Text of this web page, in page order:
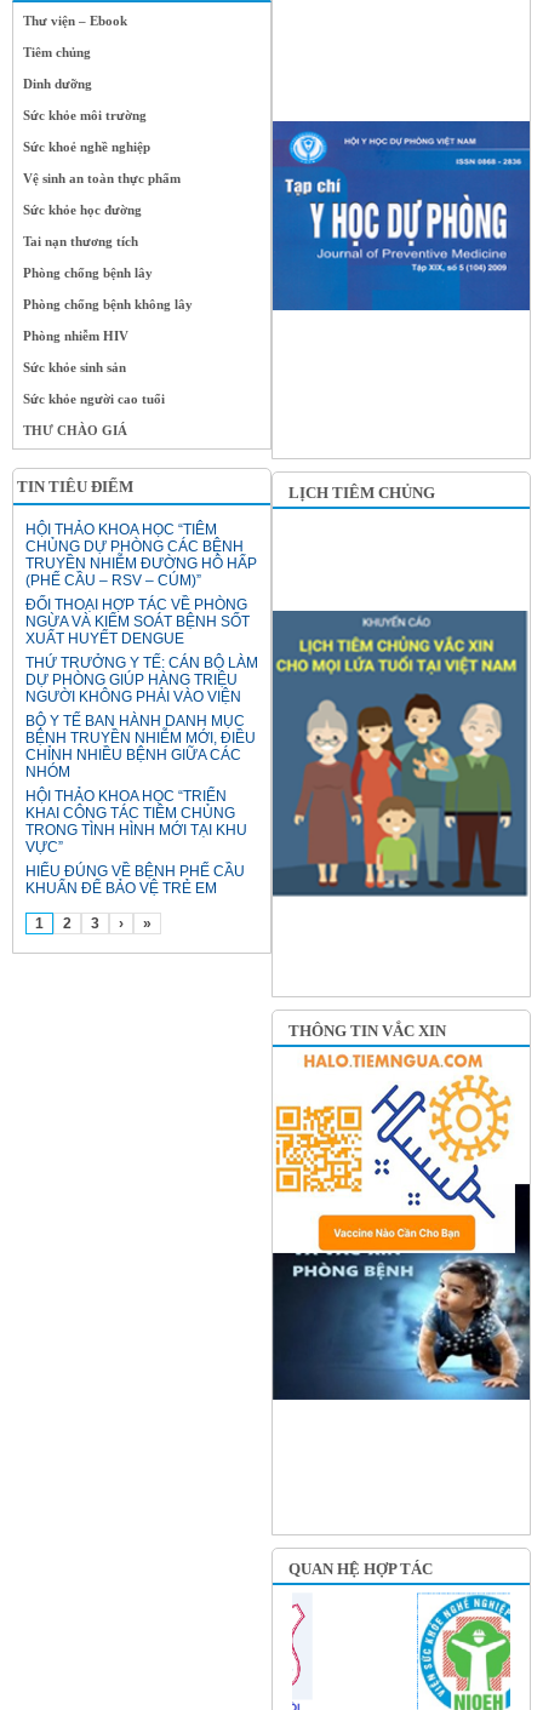
Thư viện – Ebook
Tiêm chủng
Dinh dưỡng
Sức khỏe môi trường
Sức khoẻ nghề nghiệp
Vệ sinh an toàn thực phẩm
Sức khỏe học đường
Tai nạn thương tích
Phòng chống bệnh lây
Phòng chống bệnh không lây
Phòng nhiễm HIV
Sức khỏe sinh sản
Sức khỏe người cao tuổi
THƯ CHÀO GIÁ
TIN TIÊU ĐIỂM
HỘI THẢO KHOA HỌC “TIÊM
CHỦNG DỰ PHÒNG CÁC BỆNH
TRUYỀN NHIỄM ĐƯỜNG HÔ HẤP
(PHẾ CẦU – RSV – CÚM)”
ĐỐI THOẠI HỢP TÁC VỀ PHÒNG
NGỪA VÀ KIỂM SOÁT BỆNH SỐT
XUẤT HUYẾT DENGUE
THỨ TRƯỞNG Y TẾ: CÁN BỘ LÀM
DỰ PHÒNG GIÚP HÀNG TRIỆU
NGƯỜI KHÔNG PHẢI VÀO VIỆN
BỘ Y TẾ BAN HÀNH DANH MỤC
BỆNH TRUYỀN NHIỄM MỚI, ĐIỀU
CHỈNH NHIỀU BỆNH GIỮA CÁC
NHÓM
HỘI THẢO KHOA HỌC “TRIỂN
KHAI CÔNG TÁC TIÊM CHỦNG
TRONG TÌNH HÌNH MỚI TẠI KHU
VỰC”
HIỂU ĐÚNG VỀ BỆNH PHẾ CẦU
KHUẨN ĐỂ BẢO VỆ TRẺ EM
1 2 3 › »
LỊCH TIÊM CHỦNG
THÔNG TIN VẮC XIN
QUAN HỆ HỢP TÁC